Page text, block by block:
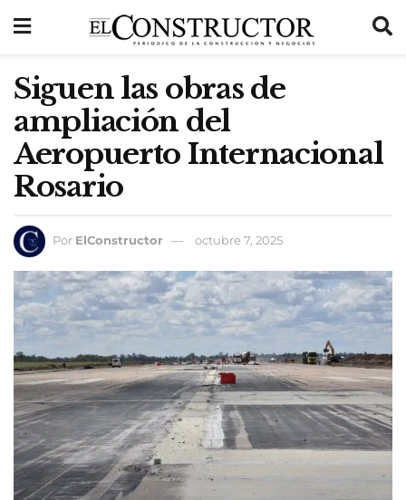
Siguen las obras de
ampliación del
Aeropuerto Internacional
Rosario
Por ElConstructor octubre 7, 2025